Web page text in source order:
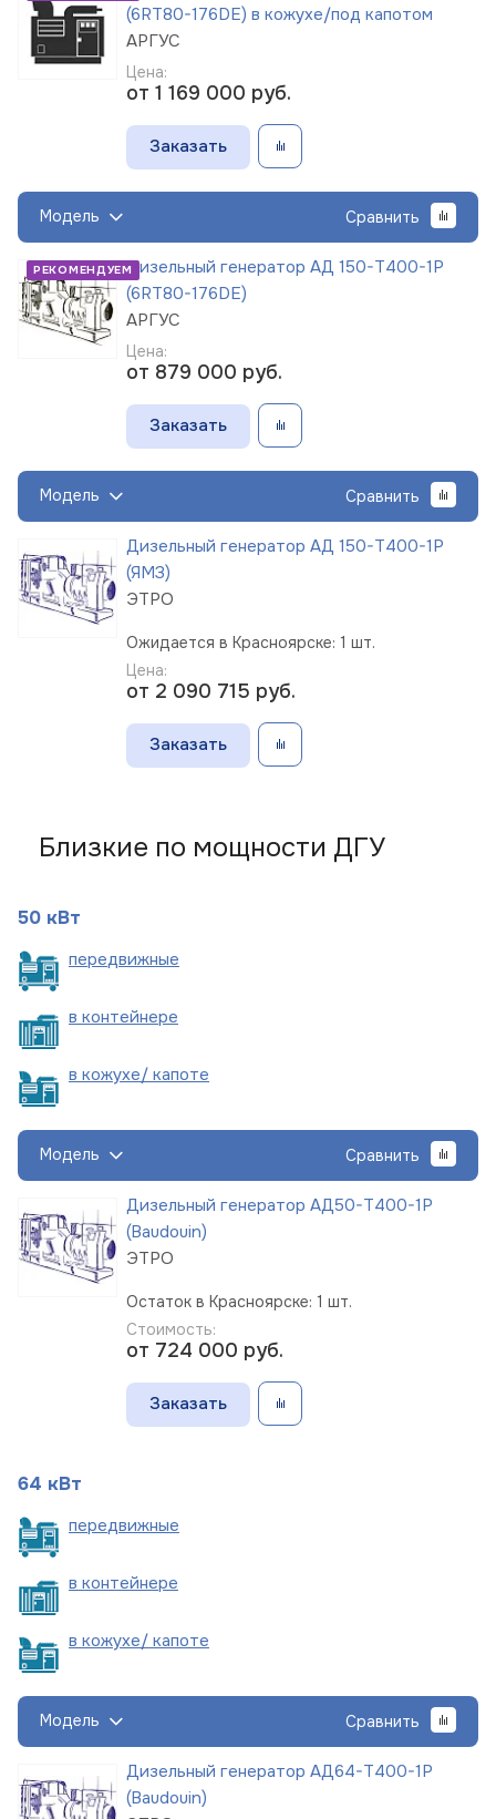
(6RT80-176DE) в кожухе/под капотом
АРГУС
Цена:
от 1 169 000 руб.
Заказать
Модель Сравнить
РЕКОМЕНДУЕМДизельный генератор АД 150-Т400-1Р
(6RT80-176DE)
АРГУС
Цена:
от 879 000 руб.
Заказать
Модель Сравнить
Дизельный генератор АД 150-Т400-1Р
(ЯМЗ)
ЭТРО
Ожидается в Красноярске: 1 шт.
Цена:
от 2 090 715 руб.
Заказать
Близкие по мощности ДГУ
50 кВт
передвижные
в контейнере
в кожухе/ капоте
Модель Сравнить
Дизельный генератор АД50-Т400-1Р
(Baudouin)
ЭТРО
Остаток в Красноярске: 1 шт.
Стоимость:
от 724 000 руб.
Заказать
64 кВт
передвижные
в контейнере
в кожухе/ капоте
Модель Сравнить
Дизельный генератор АД64-Т400-1Р
(Baudouin)